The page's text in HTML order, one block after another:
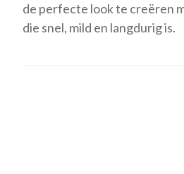
de perfecte look te creëren
die snel, mild en langdurig is.